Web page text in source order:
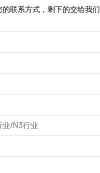
的联系方式，剩下的交给我们
业/N3行业